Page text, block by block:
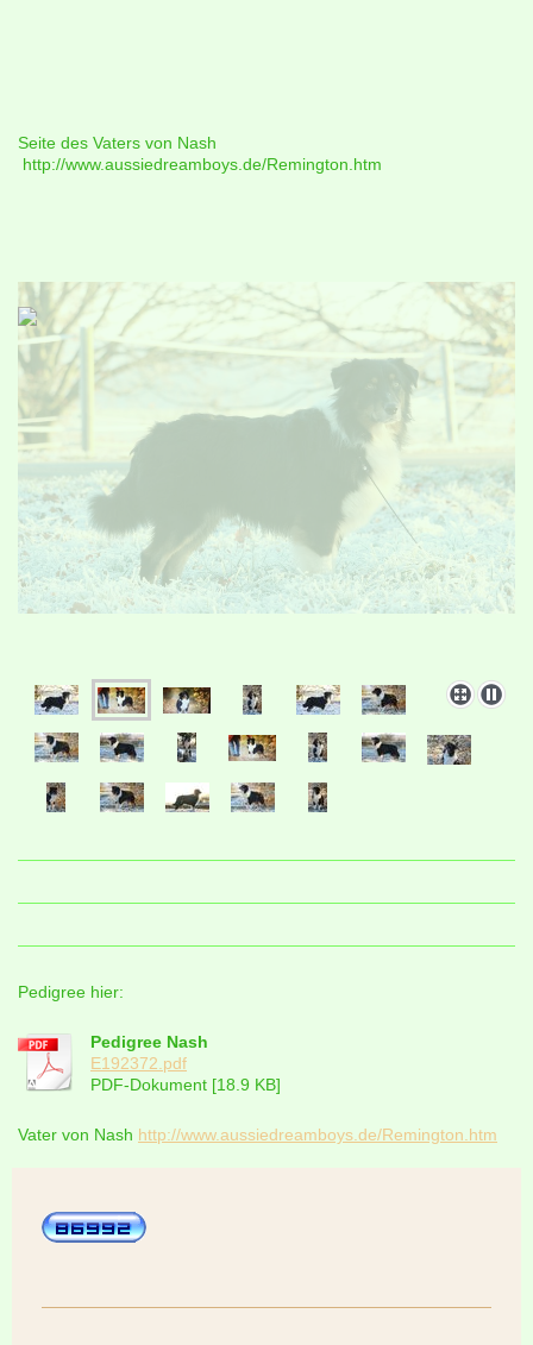
Seite des Vaters von Nash
http://www.aussiedreamboys.de/Remington.htm
Pedigree hier:
Pedigree Nash
E192372.pdf
PDF-Dokument [18.9 KB]
Vater von Nash http://www.aussiedreamboys.de/Remington.htm